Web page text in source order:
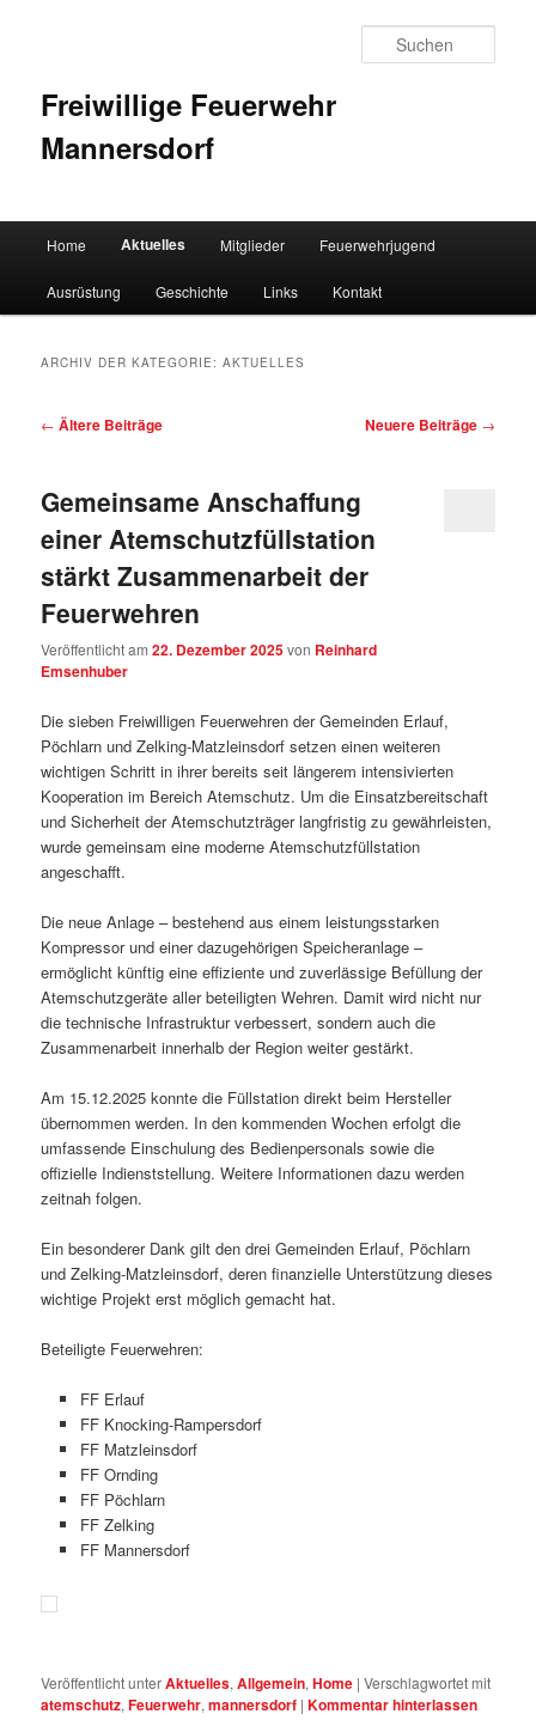
Freiwillige Feuerwehr
Mannersdorf
Zum Inhalt wechseln
Zum sekundären Inhalt wechseln
Home Aktuelles Mitglieder Feuerwehrjugend
Ausrüstung Geschichte Links Kontakt
ARCHIV DER KATEGORIE:AKTUELLES
Artikelnavigation
← Ältere Beiträge Neuere Beiträge →
Gemeinsame Anschaffung
einer Atemschutzfüllstation
stärkt Zusammenarbeit der
Feuerwehren
Veröffentlicht am22. Dezember 2025von Reinhard
Emsenhuber
Die sieben Freiwilligen Feuerwehren der Gemeinden Erlauf,
Pöchlarn und Zelking‑Matzleinsdorf setzen einen weiteren
wichtigen Schritt in ihrer bereits seit längerem intensivierten
Kooperation im Bereich Atemschutz. Um die Einsatzbereitschaft
und Sicherheit der Atemschutzträger langfristig zu gewährleisten,
wurde gemeinsam eine moderne Atemschutzfüllstation
angeschafft.
Die neue Anlage – bestehend aus einem leistungsstarken
Kompressor und einer dazugehörigen Speicheranlage –
ermöglicht künftig eine effiziente und zuverlässige Befüllung der
Atemschutzgeräte aller beteiligten Wehren. Damit wird nicht nur
die technische Infrastruktur verbessert, sondern auch die
Zusammenarbeit innerhalb der Region weiter gestärkt.
Am 15.12.2025 konnte die Füllstation direkt beim Hersteller
übernommen werden. In den kommenden Wochen erfolgt die
umfassende Einschulung des Bedienpersonals sowie die
offizielle Indienststellung. Weitere Informationen dazu werden
zeitnah folgen.
Ein besonderer Dank gilt den drei Gemeinden Erlauf, Pöchlarn
und Zelking‑Matzleinsdorf, deren finanzielle Unterstützung dieses
wichtige Projekt erst möglich gemacht hat.
Beteiligte Feuerwehren:
FF Erlauf
FF Knocking‑Rampersdorf
FF Matzleinsdorf
FF Ornding
FF Pöchlarn
FF Zelking
FF Mannersdorf
Veröffentlicht unterAktuelles,Allgemein,Home |Verschlagwortet mit
atemschutz,Feuerwehr,mannersdorf |Kommentar hinterlassen